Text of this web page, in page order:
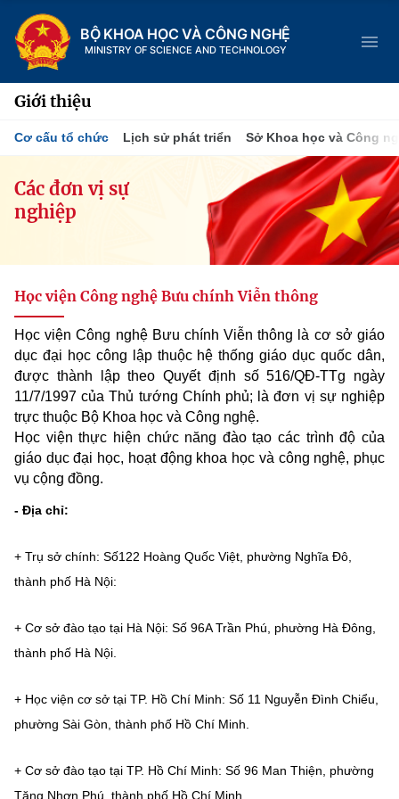
BỘ KHOA HỌC VÀ CÔNG NGHỆ
MINISTRY OF SCIENCE AND TECHNOLOGY
Trang chủ
Chức năng nhiệm vụ
Cơ cấu tổ chức
Lịch sử phát triển
Sở Khoa học và Công nghệ
Tin tức sự kiện
Khoa học và Công nghệ
Đổi mới sáng tạo
Chuyển đổi số
Bưu chính, Viễn thông
Sở hữu trí tuệ
Tiêu chuẩn, đo lường, chất lượng
Tin tổng hợp
Dịch vụ công
Hệ thống văn bản
Văn bản QPPL
Văn bản chỉ đạo điều hành
Lấy ý kiến người dân về dự thảo VBQPPL
MST IOFFICE
THỐNG KÊ
Khoa học và Công nghệ
Chuyển đổi số
Bưu chính, Viễn thông
Tiêu chuẩn, đo lường, chất lượng
Năng lượng nguyên tử
Khác
Infographic
Ảnh
Voice
Nhiệm vụ trọng tâm
Giới thiệu
Cơ cấu tổ chức Lịch sử phát triển Sở Khoa học và Công
Các đơn vị sự
nghiệp
Học viện Công nghệ Bưu chính Viễn thông
Học viện Công nghệ Bưu chính Viễn thông là cơ sở giáo
dục đại học công lập thuộc hệ thống giáo dục quốc dân,
được thành lập theo Quyết định số 516/QĐ-TTg ngày
11/7/1997 của Thủ tướng Chính phủ; là đơn vị sự nghiệp
trực thuộc Bộ Khoa học và Công nghệ.
Học viện thực hiện chức năng đào tạo các trình độ của
giáo dục đại học, hoạt động khoa học và công nghệ, phục
vụ cộng đồng.
- Địa chỉ:
+ Trụ sở chính: Số122 Hoàng Quốc Việt, phường Nghĩa Đô,
thành phố Hà Nội:
+ Cơ sở đào tạo tại Hà Nội: Số 96A Trần Phú, phường Hà Đông,
thành phố Hà Nội.
+ Học viện cơ sở tại TP. Hồ Chí Minh: Số 11 Nguyễn Đình Chiểu,
phường Sài Gòn, thành phố Hồ Chí Minh.
+ Cơ sở đào tạo tại TP. Hồ Chí Minh: Số 96 Man Thiện, phường
Tăng Nhơn Phú, thành phố Hồ Chí Minh.